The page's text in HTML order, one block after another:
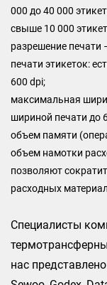
000 до 40 000
свыше 10 000
разрешение печати
печати этикеток:
600 dpi;
максимальная
шириной печати до
объем памяти
объем намотки
позволяют
расходных
Специалисты
нас